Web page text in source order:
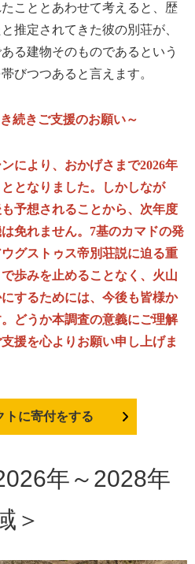
こととあわせて考えると、歴
推定されてきた彼の別荘が、
る建物そのものであるという
びつつあると言えます。
続きご支援のお願い～
により、おかげさまで2026年
となりました。しかしなが
予想されることから、次年度
免れません。7基のカマドの発
グストゥス帝別荘説に迫る重
歩みを止めることなく、火山
するためには、今後も皆様か
どうか本調査の意義にご理解
援を心よりお願い申し上げま
トに寄付をする
年～2028年
＞